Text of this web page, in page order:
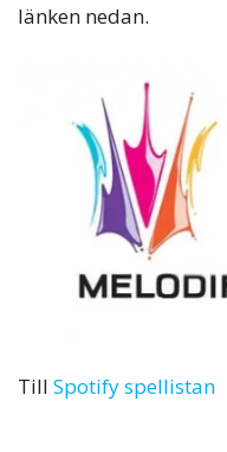
länken nedan.
Till Spotify spellistan